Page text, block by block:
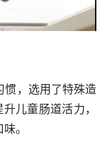
惯，选用了特殊造
儿童肠道活力，
。